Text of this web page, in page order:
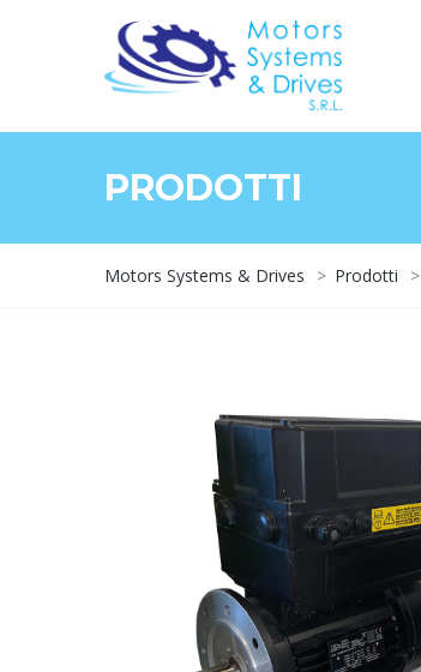
PRODOTTI
Motors Systems & Drives > Prodotti >